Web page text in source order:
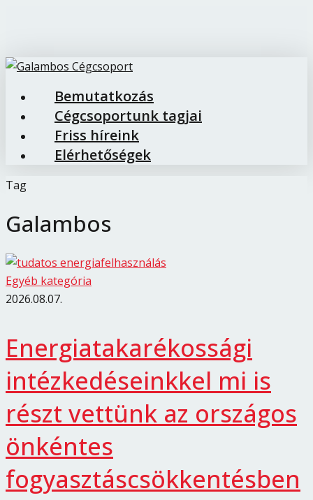
content
Menu
Bemutatkozás
Cégcsoportunk tagjai
Friss híreink
Elérhetőségek
Tag
Galambos
Egyéb kategória
2026.08.07.
Energiatakarékossági
intézkedéseinkkel mi is
részt vettünk az országos
önkéntes
fogyasztáscsökkentésben